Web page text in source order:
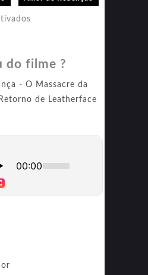
Redenção
do filme ?
- O Massacre da
de Leatherface